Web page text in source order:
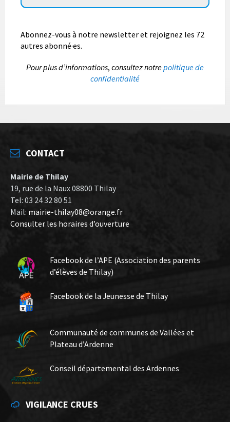
Abonnez-vous à notre newsletter et rejoignez les 72
autres abonné·es.
Pour plus d’informations, consultez notrepolitique de
confidentialité
CONTACT
Mairie de Thilay
19, rue de la Naux 08800 Thilay
Tel: 03 24 32 80 51
Mail: mairie-thilay08@orange.fr
Consulter les horaires d’ouverture
Facebook de l’APE (Association des parents
d’élèves de Thilay)
Facebook de la Jeunesse de Thilay
Communauté de communes de Vallées et
Plateau d’Ardenne
Conseil départemental des Ardennes
VIGILANCE CRUES